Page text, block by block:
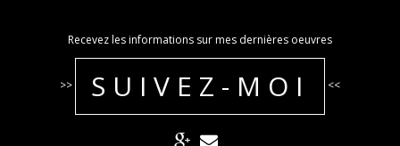
Recevez les informations sur mes dernières oeuvres
>> SUIVEZ-MOI <<